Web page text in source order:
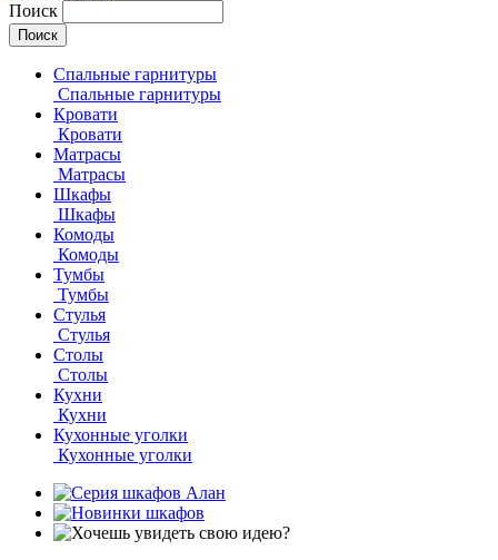
Поиск
Спальные гарнитуры
Спальные гарнитуры
Кровати
Кровати
Матрасы
Матрасы
Шкафы
Шкафы
Комоды
Комоды
Тумбы
Тумбы
Стулья
Стулья
Столы
Столы
Кухни
Кухни
Кухонные уголки
Кухонные уголки